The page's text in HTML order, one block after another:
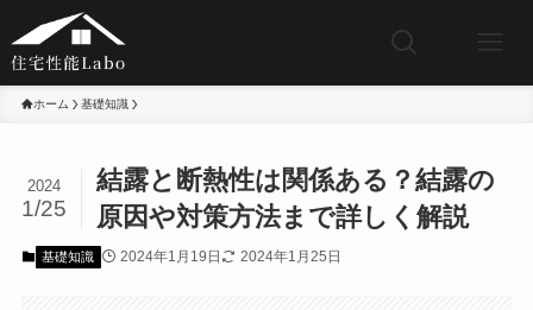
ホーム 基礎知識
結露と断熱性は関係ある？結露の
原因や対策方法まで詳しく解説
2024
1/25
基礎知識 2024年1月19日 2024年1月25日